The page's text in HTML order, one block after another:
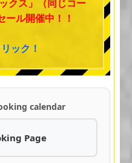
クス」（同じコー
ール開催中！！
ック！
calendar
Page